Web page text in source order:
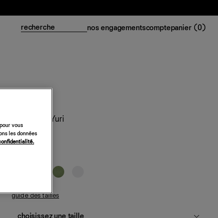
nos engagementscomptepanier (0)
Top en lin Yuri
148 €
guide des tailles
vous
les données